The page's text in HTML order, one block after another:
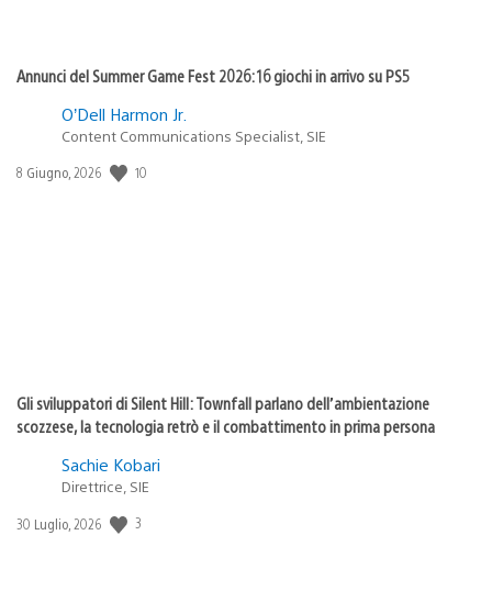
Annunci del Summer Game Fest 2026: 16 giochi in arrivo su PS5
O’Dell Harmon Jr.
Content Communications Specialist, SIE
Data
8 Giugno, 2026 10
Gli sviluppatori di Silent Hill: Townfall parlano dell’ambientazione
scozzese, la tecnologia retrò e il combattimento in prima persona
Sachie Kobari
Direttrice, SIE
Data
30 Luglio, 2026 3